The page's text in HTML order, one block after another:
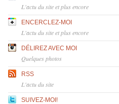
L'actu du site et plus encore
ENCERCLEZ-MOI
L'actu du site et plus encore
DÉLIREZ AVEC MOI
Quelques photos
RSS
L'actu du site
SUIVEZ-MOI!